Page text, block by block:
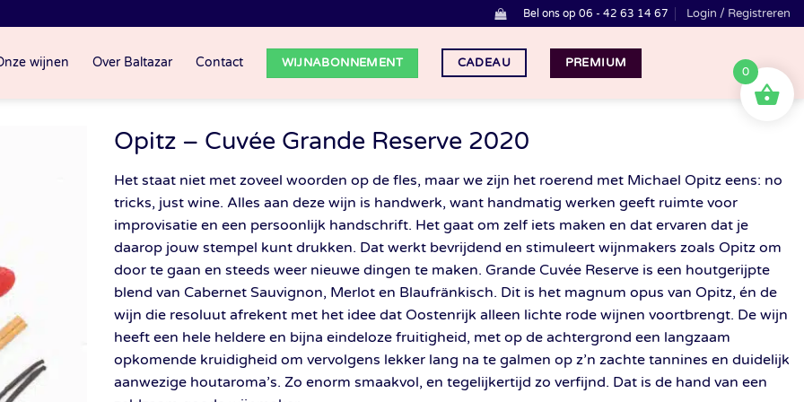
Bel ons op 06 - 42 63 14 67 Login / Registreren
wijnen Over Baltazar Contact WIJNABONNEMENT CADEAU PREMIUM
Opitz – Cuvée Grande Reserve 2020
Het staat niet met zoveel woorden op de fles, maar we zijn het roerend met Michael Opitz eens: no
tricks, just wine. Alles aan deze wijn is handwerk, want handmatig werken geeft ruimte voor
improvisatie en een persoonlijk handschrift. Het gaat om zelf iets maken en dat ervaren dat je
daarop jouw stempel kunt drukken. Dat werkt bevrijdend en stimuleert wijnmakers zoals Opitz om
door te gaan en steeds weer nieuwe dingen te maken. Grande Cuvée Reserve is een houtgerijpte
blend van Cabernet Sauvignon, Merlot en Blaufränkisch. Dit is het magnum opus van Opitz, én de
wijn die resoluut afrekent met het idee dat Oostenrijk alleen lichte rode wijnen voortbrengt. De wijn
heeft een hele heldere en bijna eindeloze fruitigheid, met op de achtergrond een langzaam
opkomende kruidigheid om vervolgens lekker lang na te galmen op z’n zachte tannines en duidelijk
aanwezige houtaroma’s. Zo enorm smaakvol, en tegelijkertijd zo verfijnd. Dat is de hand van een
0